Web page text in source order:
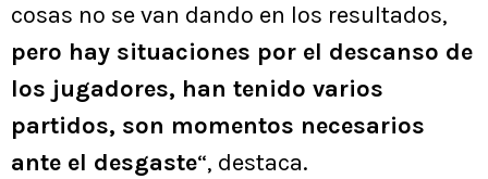
cosas no se van dando en los resultados,
pero hay situaciones por el descanso de
los jugadores, han tenido varios
partidos, son momentos necesarios
ante el desgaste“, destaca.